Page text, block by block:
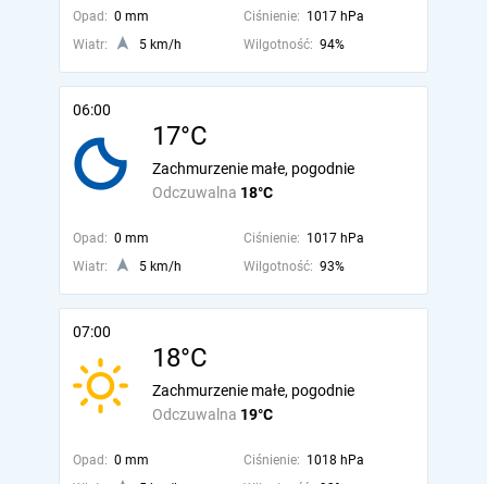
Opad: 0 mm Ciśnienie: 1017 hPa
Wiatr:
5 km/h Wilgotność: 94%
06:00
17°C
Odczuwalna 18°C
Zachmurzenie małe, pogodnie
Opad: 0 mm Ciśnienie: 1017 hPa
Wiatr:
5 km/h Wilgotność: 93%
07:00
18°C
Odczuwalna 19°C
Zachmurzenie małe, pogodnie
Opad: 0 mm Ciśnienie: 1018 hPa